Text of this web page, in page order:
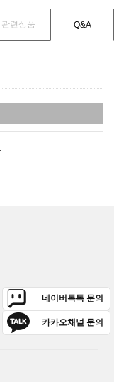
관련상품 Q&A
네이버톡톡 문의
카카오채널 문의